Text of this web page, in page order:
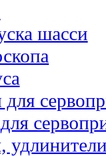
шасси
для